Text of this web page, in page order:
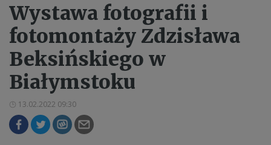
Wystawa fotografii i
fotomontaży Zdzisława
Beksińskiego w
Białymstoku
13.02.2022 09:30